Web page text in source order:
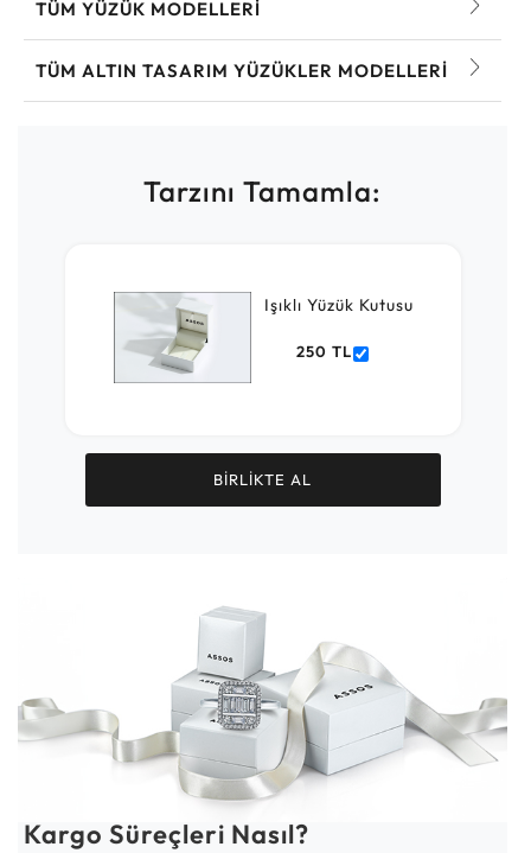
TÜM YÜZÜK MODELLERI
TÜM ALTIN TASARIM YÜZÜKLER MODELLERI
Tarzını Tamamla:
Işıklı Yüzük Kutusu
250 TL
BİRLİKTE AL
Kargo Süreçleri Nasıl?